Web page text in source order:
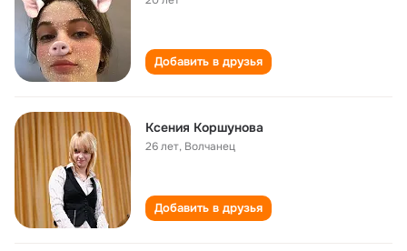
Добавить в друзья
Ксения Коршунова
26 лет, Волчанец
Добавить в друзья